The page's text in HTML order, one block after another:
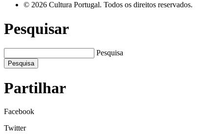
© 2026 Cultura Portugal. Todos os direitos reservados.
Pesquisar
Pesquisa
Pesquisa
Partilhar
Facebook
Twitter